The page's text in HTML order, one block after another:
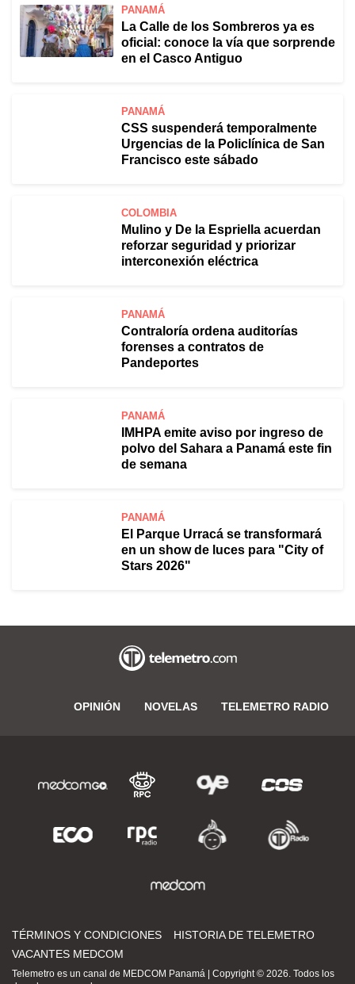
PANAMÁ
La Calle de los Sombreros ya es
oficial: conoce la vía que sorprende
en el Casco Antiguo
PANAMÁ
CSS suspenderá temporalmente
Urgencias de la Policlínica de San
Francisco este sábado
COLOMBIA
Mulino y De la Espriella acuerdan
reforzar seguridad y priorizar
interconexión eléctrica
PANAMÁ
Contraloría ordena auditorías
forenses a contratos de
Pandeportes
PANAMÁ
IMHPA emite aviso por ingreso de
polvo del Sahara a Panamá este fin
de semana
PANAMÁ
El Parque Urracá se transformará
en un show de luces para "City of
Stars 2026"
OPINIÓN NOVELAS TELEMETRO RADIO
TÉRMINOS Y CONDICIONES
HISTORIA DE TELEMETRO
VACANTES MEDCOM
Telemetro es un canal de MEDCOM Panamá | Copyright © 2026. Todos los